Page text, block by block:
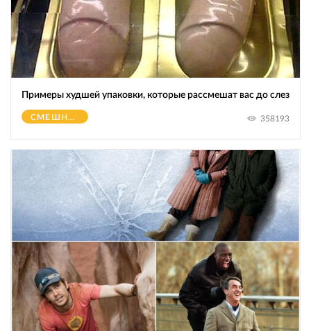
Примеры худшей упаковки, которые рассмешат вас до слез
СМЕШНОЕ 358193